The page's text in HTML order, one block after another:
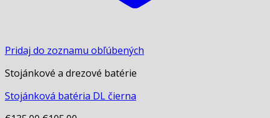
Pridaj do zoznamu obľúbených
Stojánkové a drezové batérie
Stojánková batéria DL čierna